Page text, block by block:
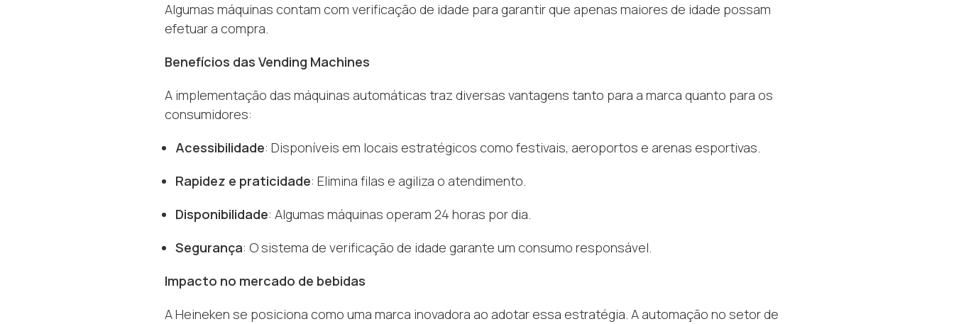
Algumas máquinas contam com verificação de idade para garantir que apenas maiores de idade possam
efetuar a compra.
Benefícios das Vending Machines
A implementação das máquinas automáticas traz diversas vantagens tanto para a marca quanto para os
consumidores:
Acessibilidade: Disponíveis em locais estratégicos como festivais, aeroportos e arenas esportivas.
Rapidez e praticidade: Elimina filas e agiliza o atendimento.
Disponibilidade: Algumas máquinas operam 24 horas por dia.
Segurança: O sistema de verificação de idade garante um consumo responsável.
Impacto no mercado de bebidas
A Heineken se posiciona como uma marca inovadora ao adotar essa estratégia. A automação no setor de